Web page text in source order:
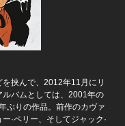
挟んで、2012年11月にリ
ルバムとしては、2001年の
ぶりの作品。前作のカヴァ
·ペリー、そしてジャック·